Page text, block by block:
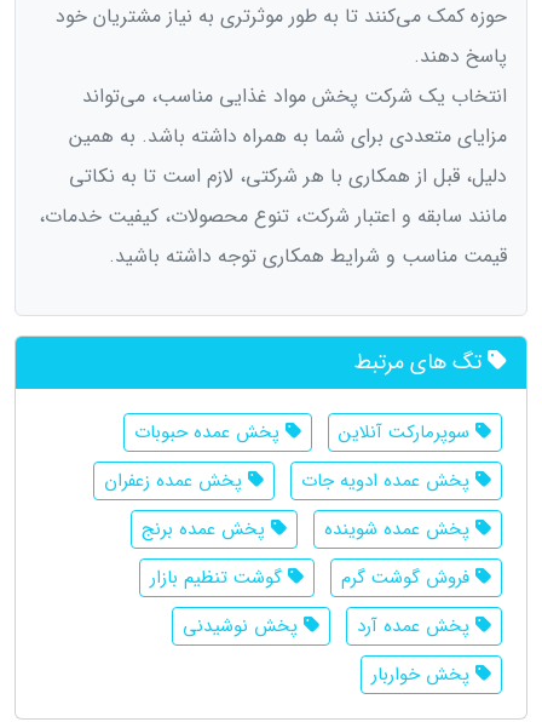
حوزه کمک می‌کنند تا به طور موثرتری به نیاز مشتریان خود
پاسخ دهند.
انتخاب یک شرکت پخش مواد غذایی مناسب، می‌تواند
مزایای متعددی برای شما به همراه داشته باشد. به همین
دلیل، قبل از همکاری با هر شرکتی، لازم است تا به نکاتی
مانند سابقه و اعتبار شرکت، تنوع محصولات، کیفیت خدمات،
قیمت مناسب و شرایط همکاری توجه داشته باشید.
تگ های مرتبط
سوپرمارکت آنلاین
پخش عمده حبوبات
پخش عمده ادویه جات
پخش عمده زعفران
پخش عمده شوینده
پخش عمده برنج
فروش گوشت گرم
گوشت تنظیم بازار
پخش عمده آرد
پخش نوشیدنی
پخش خواربار